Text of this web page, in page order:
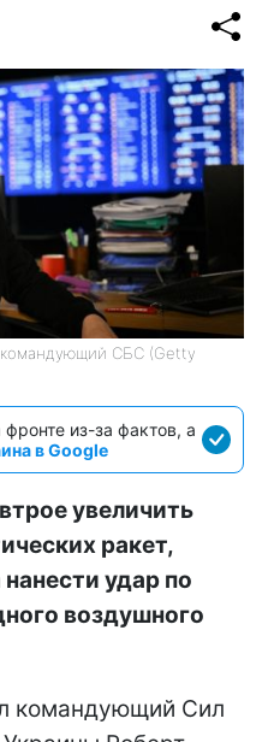
СБС (Getty
из-за фактов, а
в Google
увеличить
ракет,
удар по
воздушного
командующий Сил